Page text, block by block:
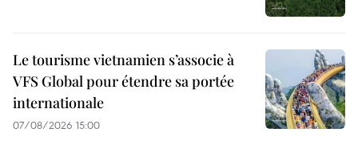
Le tourisme vietnamien s’associe à
VFS Global pour étendre sa portée
internationale
07/08/2026 15:00